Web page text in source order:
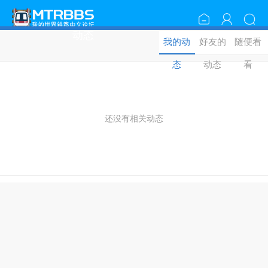
我的动
态
好友的
动态
随便看
看
还没有相关动态